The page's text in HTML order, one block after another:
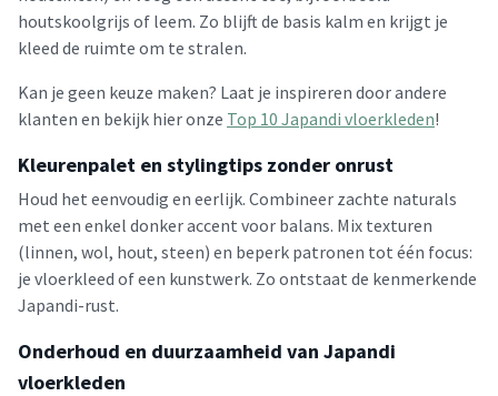
houtskoolgrijs of leem. Zo blijft de basis kalm en krijgt je
kleed de ruimte om te stralen.
Kan je geen keuze maken? Laat je inspireren door andere
klanten en bekijk hier onze Top 10 Japandi vloerkleden!
Kleurenpalet en stylingtips zonder onrust
Houd het eenvoudig en eerlijk. Combineer zachte naturals
met een enkel donker accent voor balans. Mix texturen
(linnen, wol, hout, steen) en beperk patronen tot één focus:
je vloerkleed of een kunstwerk. Zo ontstaat de kenmerkende
Japandi-rust.
Onderhoud en duurzaamheid van Japandi
vloerkleden